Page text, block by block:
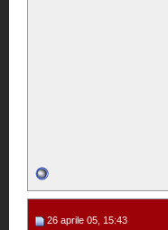
26 aprile 05, 15:43